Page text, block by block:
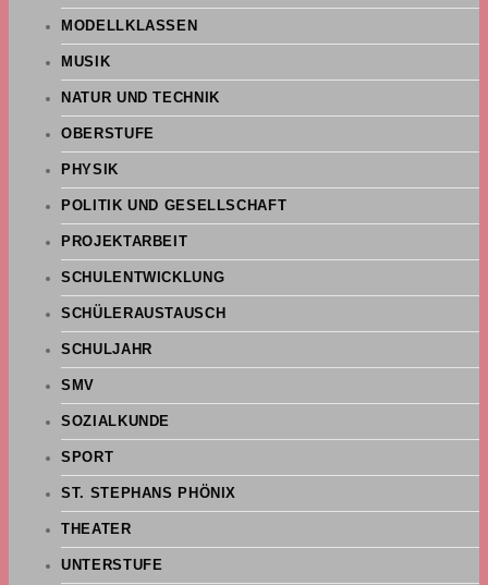
MODELLKLASSEN
MUSIK
NATUR UND TECHNIK
OBERSTUFE
PHYSIK
POLITIK UND GESELLSCHAFT
PROJEKTARBEIT
SCHULENTWICKLUNG
SCHÜLERAUSTAUSCH
SCHULJAHR
SMV
SOZIALKUNDE
SPORT
ST. STEPHANS PHÖNIX
THEATER
UNTERSTUFE